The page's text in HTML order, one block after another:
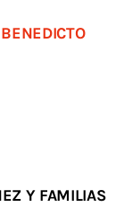
Y FAMILIAS